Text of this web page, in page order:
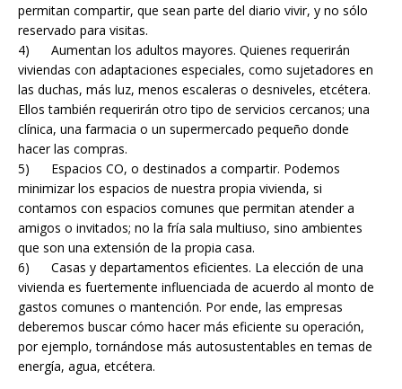
permitan compartir, que sean parte del diario vivir, y no sólo
reservado para visitas.
4) Aumentan los adultos mayores. Quienes requerirán
viviendas con adaptaciones especiales, como sujetadores en
las duchas, más luz, menos escaleras o desniveles, etcétera.
Ellos también requerirán otro tipo de servicios cercanos; una
clínica, una farmacia o un supermercado pequeño donde
hacer las compras.
5) Espacios CO, o destinados a compartir. Podemos
minimizar los espacios de nuestra propia vivienda, si
contamos con espacios comunes que permitan atender a
amigos o invitados; no la fría sala multiuso, sino ambientes
que son una extensión de la propia casa.
6) Casas y departamentos eficientes. La elección de una
vivienda es fuertemente influenciada de acuerdo al monto de
gastos comunes o mantención. Por ende, las empresas
deberemos buscar cómo hacer más eficiente su operación,
por ejemplo, tornándose más autosustentables en temas de
energía, agua, etcétera.